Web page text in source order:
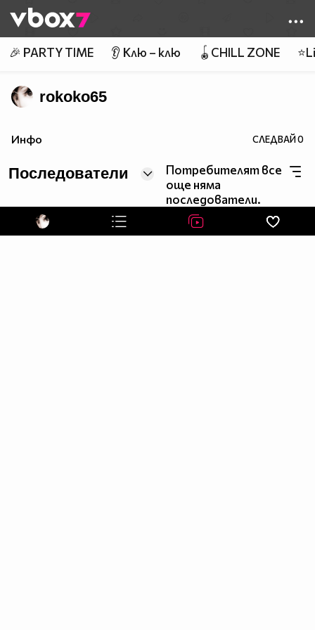
👾
🎉 PARTY TIME 👂 Клю – клю 🪀CHILL ZONE
rokoko65
Инфо СЛЕДВАЙ0
Последователи
Потребителят все
още няма
последователи.